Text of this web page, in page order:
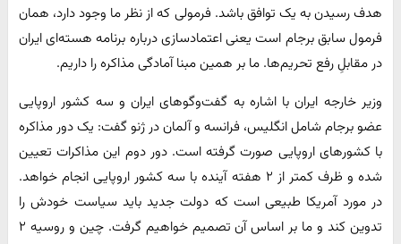
هدف رسیدن به یک توافق باشد. فرمولی که از نظر ما وجود دارد، همان
فرمول سابق برجام است یعنی اعتمادسازی درباره برنامه هسته‌ای ایران
در مقابلِ رفع تحریم‌ها. ما بر همین مبنا آمادگی مذاکره را داریم.
وزیر خارجه ایران با اشاره به گفت‌وگوهای ایران و سه کشور اروپایی
عضو برجام شامل انگلیس، فرانسه و آلمان در ژنو گفت: یک دور مذاکره
با کشورهای اروپایی صورت گرفته است. دور دوم این مذاکرات تعیین
شده و ظرف کمتر از ۲ هفته آینده با سه کشور اروپایی انجام خواهد.
در مورد آمریکا طبیعی است که دولت جدید باید سیاست خودش را
تدوین کند و ما بر اساس آن تصمیم خواهیم گرفت. چین و روسیه ۲